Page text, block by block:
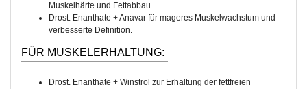
Muskelhärte und Fettabbau.
Drost. Enanthate + Anavar für mageres Muskelwachstum und
verbesserte Definition.
FÜR MUSKELERHALTUNG:
Drost. Enanthate + Winstrol zur Erhaltung der fettfreien